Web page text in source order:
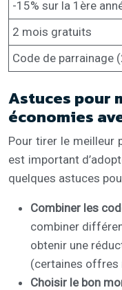
-15% sur la 1ère
2 mois gratuits
Code de parrainage
Astuces pour
économies
Pour tirer le meilleur
est important
quelques astuces
Combiner les
combiner
obtenir une
(certaines offres
Choisir le bon